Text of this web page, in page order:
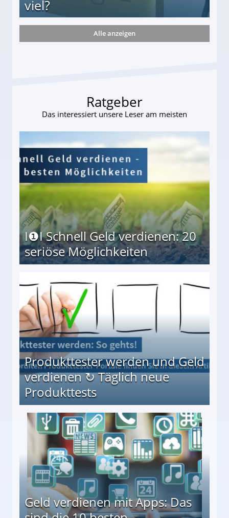
viel?
und wie viel?
Alle anzeigen
Ratgeber
Das interessiert unsere Leser am meisten
I❶I Schnell Geld verdienen: 20
seriöse Möglichkeiten
Produkttester werden und Geld
verdienen ↻ Täglich neue
Produkttests
↻ Täglich neue Produkttests
Geld verdienen mit Apps: Das